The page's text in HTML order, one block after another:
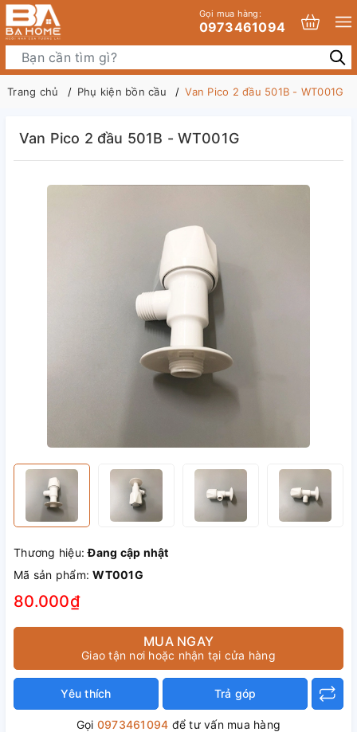
Gọi mua hàng:
0973461094
Trang chủ Phụ kiện bồn cầu Van Pico 2 đầu 501B - WT001G
Van Pico 2 đầu 501B - WT001G
Thương hiệu:Đang cập nhật
Mã sản phẩm:WT001G
80.000₫
MUA NGAY
Giao tận nơi hoặc nhận tại cửa hàng
Yêu thích Trả góp
Gọi 0973461094 để tư vấn mua hàng